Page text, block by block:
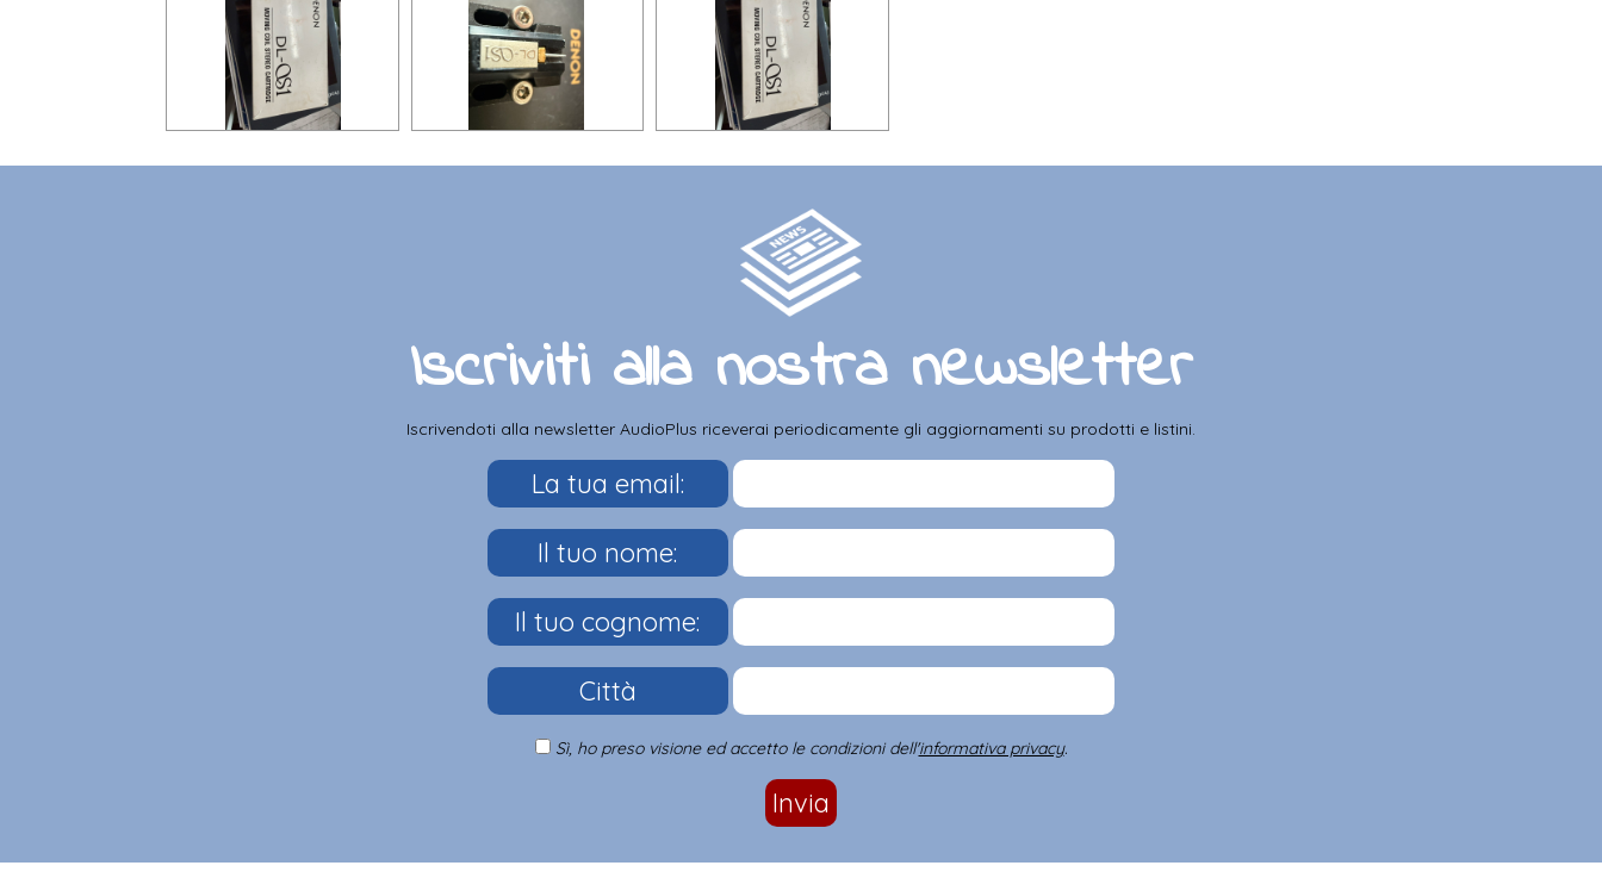
Iscriviti alla nostra newsletter
Iscrivendoti alla newsletter AudioPlus riceverai periodicamente gli aggiornamenti su prodotti e listini.
La tua email:
Il tuo nome:
Il tuo cognome:
Città
Sì, ho preso visione ed accetto le condizioni dell'informativa privacy.
Invia